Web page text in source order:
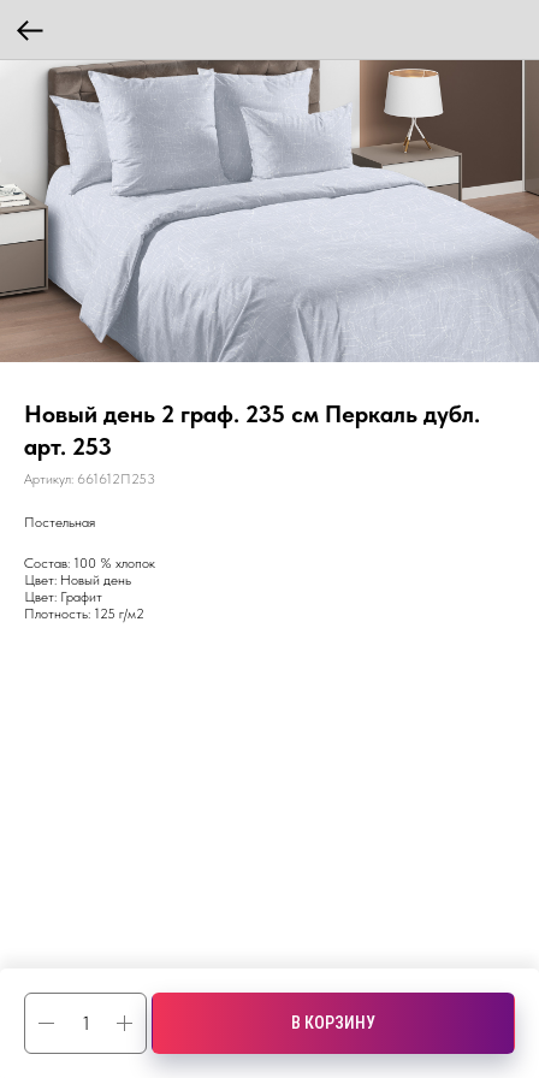
Новый день 2 граф. 235 см Перкаль дубл.
арт. 253
Артикул: 661612П253
В КОРЗИНУ
Постельная
Состав: 100 % хлопок
Цвет: Новый день
Цвет: Графит
Плотность: 125 г/м2